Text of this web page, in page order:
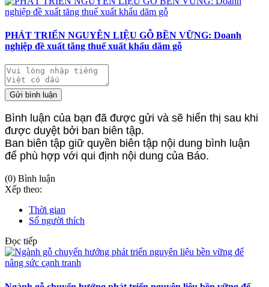
PHÁT TRIỂN NGUYÊN LIỆU GỖ BỀN VỮNG: Doanh
nghiệp đề xuất tăng thuế xuất khẩu dăm gỗ
Gửi bình luận
Bình luận của bạn đã được gửi và sẽ hiển thị sau khi
được duyệt bởi ban biên tập.
Ban biên tập giữ quyền biên tập nội dung bình luận
để phù hợp với qui định nội dung của Báo.
(0) Bình luận
Xếp theo:
Thời gian
Số người thích
Đọc tiếp